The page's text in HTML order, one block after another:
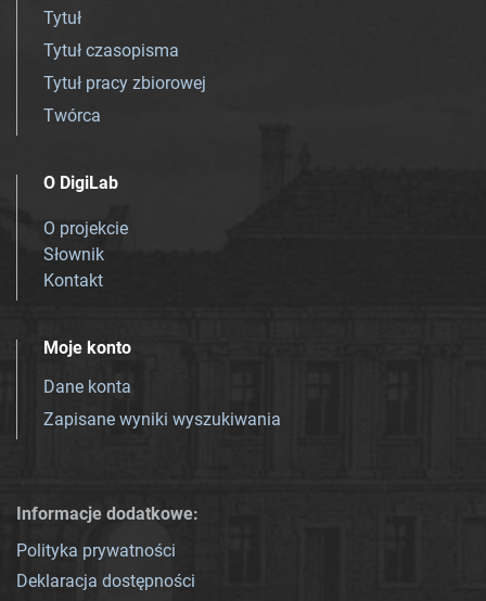
Tytuł
Tytuł czasopisma
Tytuł pracy zbiorowej
Twórca
O DigiLab
O projekcie
Słownik
Kontakt
Moje konto
Dane konta
Zapisane wyniki wyszukiwania
Informacje dodatkowe:
Polityka prywatności
Deklaracja dostępności